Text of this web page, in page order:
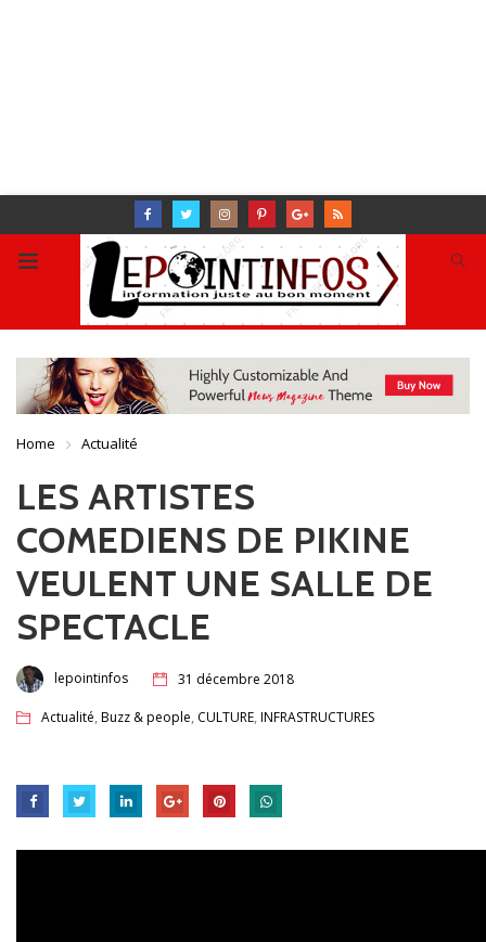
Home Actualité
LES ARTISTES
COMEDIENS DE PIKINE
VEULENT UNE SALLE DE
SPECTACLE
lepointinfos 31 décembre 2018
Actualité,Buzz & people, CULTURE,INFRASTRUCTURES